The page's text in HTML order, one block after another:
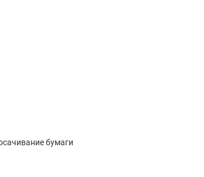
бумаги